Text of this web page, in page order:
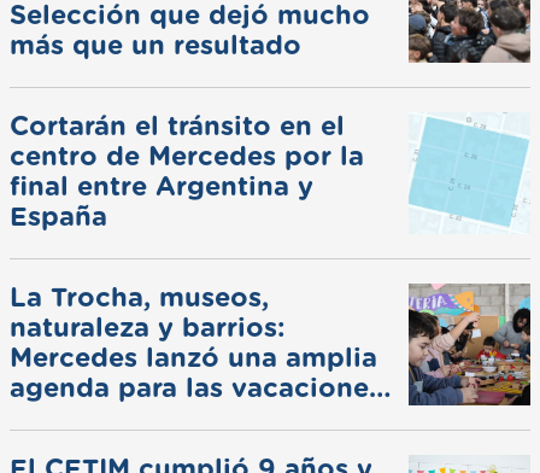
Selección que dejó mucho
más que un resultado
Cortarán el tránsito en el
centro de Mercedes por la
final entre Argentina y
España
La Trocha, museos,
naturaleza y barrios:
Mercedes lanzó una amplia
agenda para las vacaciones